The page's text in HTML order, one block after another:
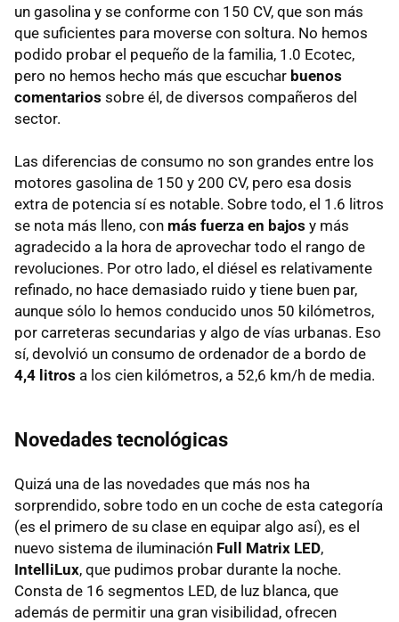
un gasolina y se conforme con 150 CV, que son más
que suficientes para moverse con soltura. No hemos
podido probar el pequeño de la familia, 1.0 Ecotec,
pero no hemos hecho más que escuchar buenos
comentarios sobre él, de diversos compañeros del
sector.
Las diferencias de consumo no son grandes entre los
motores gasolina de 150 y 200 CV, pero esa dosis
extra de potencia sí es notable. Sobre todo, el 1.6 litros
se nota más lleno, con más fuerza en bajos y más
agradecido a la hora de aprovechar todo el rango de
revoluciones. Por otro lado, el diésel es relativamente
refinado, no hace demasiado ruido y tiene buen par,
aunque sólo lo hemos conducido unos 50 kilómetros,
por carreteras secundarias y algo de vías urbanas. Eso
sí, devolvió un consumo de ordenador de a bordo de
4,4 litros a los cien kilómetros, a 52,6 km/h de media.
Novedades tecnológicas
Quizá una de las novedades que más nos ha
sorprendido, sobre todo en un coche de esta categoría
(es el primero de su clase en equipar algo así), es el
nuevo sistema de iluminación Full Matrix LED,
IntelliLux, que pudimos probar durante la noche.
Consta de 16 segmentos LED, de luz blanca, que
además de permitir una gran visibilidad, ofrecen